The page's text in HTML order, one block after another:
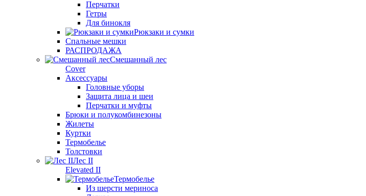
Перчатки
Гетры
Для бинокля
Рюкзаки и сумки
Спальные мешки
РАСПРОДАЖА
Смешанный лес
Cover
Аксессуары
Головные уборы
Защита лица и шеи
Перчатки и муфты
Брюки и полукомбинезоны
Жилеты
Куртки
Термобелье
Толстовки
Лес II
Elevated II
Термобелье
Из шерсти мериноса